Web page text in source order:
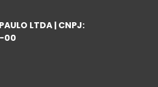
LTDA | CNPJ:
00